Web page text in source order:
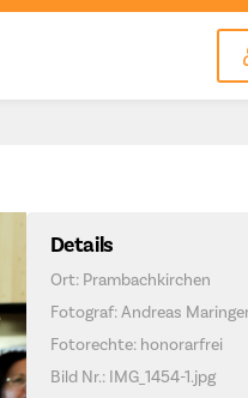
Details
Ort: Prambachkirchen
Fotograf: Andreas
Fotorechte: honorarfrei
Bild Nr.: IMG_1454-1.jpg